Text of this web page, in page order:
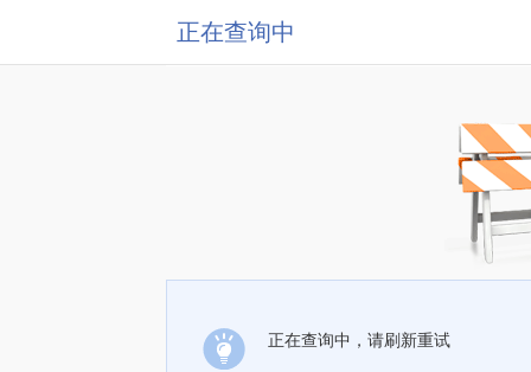
正在查询中
正在查询中，请刷新重试